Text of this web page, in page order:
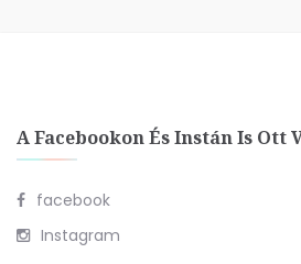
A Facebookon És Instán Is Ott
facebook
Instagram